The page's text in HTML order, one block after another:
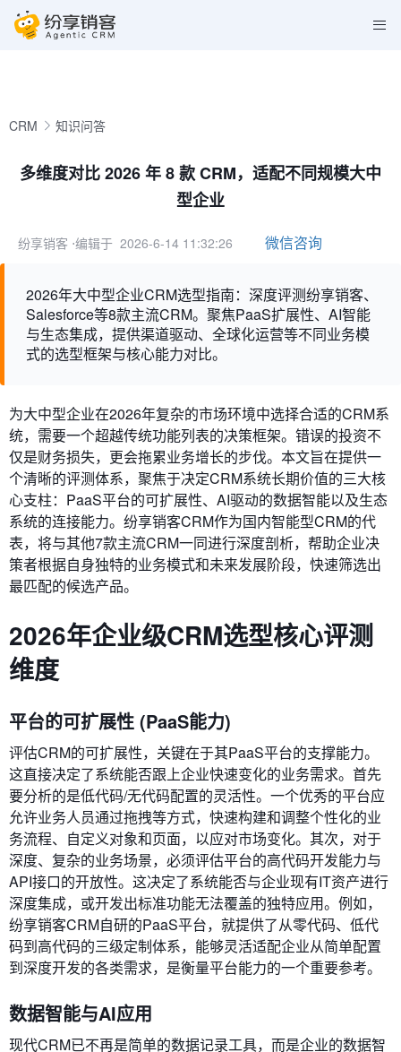
CRM 知识问答
多维度对比 2026 年 8 款 CRM，适配不同规模大中
型企业
纷享销客 ⋅编辑于 2026-6-14 11:32:26 微信咨询
2026年大中型企业CRM选型指南：深度评测纷享销客、
Salesforce等8款主流CRM。聚焦PaaS扩展性、AI智能
与生态集成，提供渠道驱动、全球化运营等不同业务模
式的选型框架与核心能力对比。
为大中型企业在2026年复杂的市场环境中选择合适的CRM系
统，需要一个超越传统功能列表的决策框架。错误的投资不
仅是财务损失，更会拖累业务增长的步伐。本文旨在提供一
个清晰的评测体系，聚焦于决定CRM系统长期价值的三大核
心支柱：PaaS平台的可扩展性、AI驱动的数据智能以及生态
系统的连接能力。纷享销客CRM作为国内智能型CRM的代
表，将与其他7款主流CRM一同进行深度剖析，帮助企业决
策者根据自身独特的业务模式和未来发展阶段，快速筛选出
最匹配的候选产品。
2026年企业级CRM选型核心评测
维度
平台的可扩展性 (PaaS能力)
评估CRM的可扩展性，关键在于其PaaS平台的支撑能力。
这直接决定了系统能否跟上企业快速变化的业务需求。首先
要分析的是低代码/无代码配置的灵活性。一个优秀的平台应
允许业务人员通过拖拽等方式，快速构建和调整个性化的业
务流程、自定义对象和页面，以应对市场变化。其次，对于
深度、复杂的业务场景，必须评估平台的高代码开发能力与
API接口的开放性。这决定了系统能否与企业现有IT资产进行
深度集成，或开发出标准功能无法覆盖的独特应用。例如，
纷享销客CRM自研的PaaS平台，就提供了从零代码、低代
码到高代码的三级定制体系，能够灵活适配企业从简单配置
到深度开发的各类需求，是衡量平台能力的一个重要参考。
数据智能与AI应用
现代CRM已不再是简单的数据记录工具，而是企业的数据智